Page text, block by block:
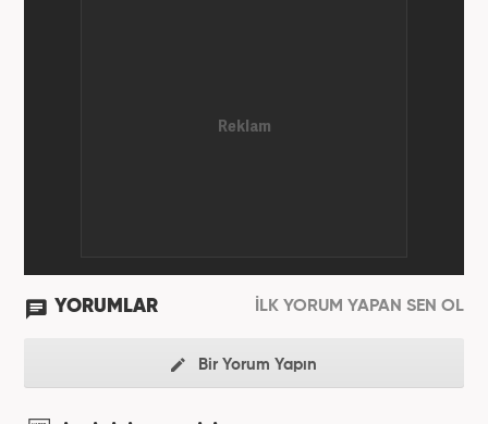
YORUMLAR İLK YORUM YAPAN SEN OL
Bir Yorum Yapın